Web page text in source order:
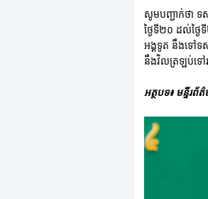
សូមបញ្ជាក់ថា ទ
ថ្ងៃទី២០ ដល់ថ្ង
អង្គទូត នឹងទៅទ
នឹងវិលត្រឡប់ទៅ
អត្ថបទ៖ មន្ទីរព័